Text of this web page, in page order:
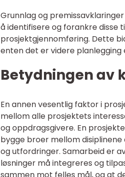
Grunnlag og
å identifisere og forankre disse
prosjektgjennomføring. Dette
enten det er videre
Betydningen av
En annen vesentlig faktor i
mellom alle prosjektets
og oppdragsgivere. En
bygge broer mellom
og utfordringer. Samarbeid er
løsninger må integreres og